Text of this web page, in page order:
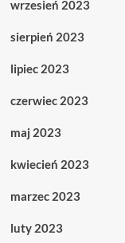
wrzesień 2023
sierpień 2023
lipiec 2023
czerwiec 2023
maj 2023
kwiecień 2023
marzec 2023
luty 2023